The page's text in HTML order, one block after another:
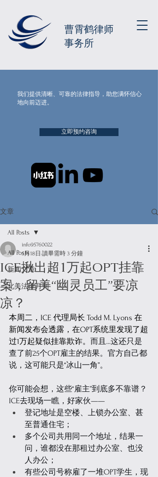
我们提供清晰、可靠的法律指导，助您满怀信心
地向前迈进。
立即预约咨询
曹霄鹤律师
事务所
文章
All Posts
新闻文章
北美法律月刊
All Posts
ICE揪出超1万起OPT挂靠
案，留美“幽灵员工”要凉
凉？
info95760022
5月18日 讀畢需時 3 分鐘
本周二，ICE 代理局长 Todd M. Lyons 在
新闻发布会透露，在OPT系统里发现了超
过1万起疑似挂靠欺诈。 而且...这还只是
查了前25个OPT雇主的结果。官方自己都
说，这可能只是“冰山一角”。
你可能会想，这些“雇主”到底多不靠谱？
ICE去现场一瞧，好家伙——
登记地址是空楼、上锁办公室、甚
至普通住宅；
多个公司共用同一个地址，结果一
问，谁都没在那租过办公室、也没
人办公；
有些公司号称雇了一堆OPT学生，现